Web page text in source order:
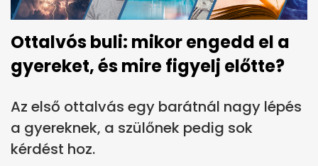
Ottalvós buli: mikor engedd el a
gyereket, és mire figyelj előtte?
Az első ottalvás egy barátnál nagy lépés
a gyereknek, a szülőnek pedig sok
kérdést hoz.